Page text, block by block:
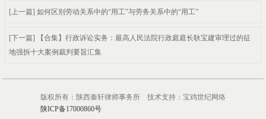
[上一篇] 如何区别劳动关系中的“用工”与劳务关系中的“用工”
[下一篇] 【合集】行政诉讼实务：最高人民法院行政庭庭长耿宝建审理过的征
地强拆十大案例裁判要旨汇集
版权所有：陕西秦轩律师事务所 技术支持：宝鸡世纪网络
陕ICP备17000860号